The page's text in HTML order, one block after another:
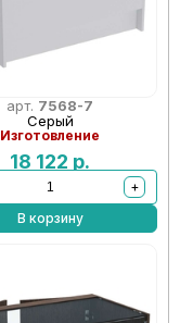
арт. 7568-7
Серый
Изготовление
18 122 р.
+
В корзину